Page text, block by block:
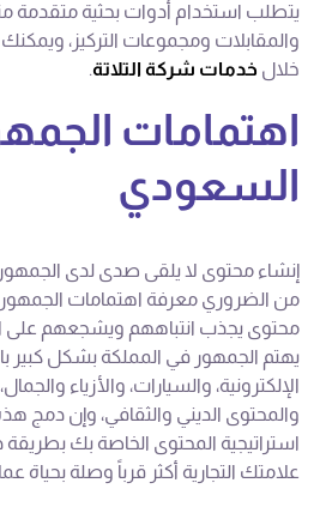
يتطلب استخدام أدوات بحثية متقدمة
والمقابلات ومجموعات التركيز،
خلال خدمات شركة التلاتة.
اهتمامات
السعودي
إنشاء محتوى لا يلقى صدى لدى
من الضروري معرفة اهتمامات
محتوى يجذب انتباههم ويشجعهم على
يهتم الجمهور في المملكة بشكل كبير
الإلكترونية، والسيارات، والأزياء
والمحتوى الديني والثقافي، وإن دمج
استراتيجية المحتوى الخاصة بك
علامتك التجارية أكثر قرباً وصلة بحياة